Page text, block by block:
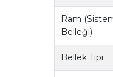
Ram
Belleği)
Bellek Tipi